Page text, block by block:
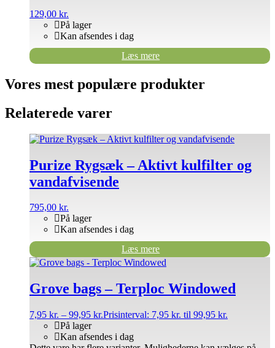
129,00 kr.
På lager
Kan afsendes i dag
Læs mere
Vores mest populære produkter
Relaterede varer
Purize Rygsæk – Aktivt kulfilter og
vandafvisende
795,00 kr.
På lager
Kan afsendes i dag
Læs mere
Grove bags – Terploc Windowed
7,95 kr. – 99,95 kr.Prisinterval: 7,95 kr. til 99,95 kr.
På lager
Kan afsendes i dag